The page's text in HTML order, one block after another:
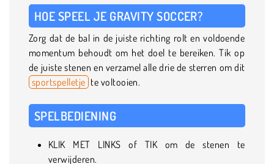
HOE SPEEL JE GRAVITY SOCCER?
Zorg dat de bal in de juiste richting rolt en voldoende
momentum behoudt om het doel te bereiken. Tik op
de juiste stenen en verzamel alle drie de sterren om dit
sportspelletje te voltooien.
SPELBEDIENING
KLIK MET LINKS of TIK om de stenen te
verwijderen.